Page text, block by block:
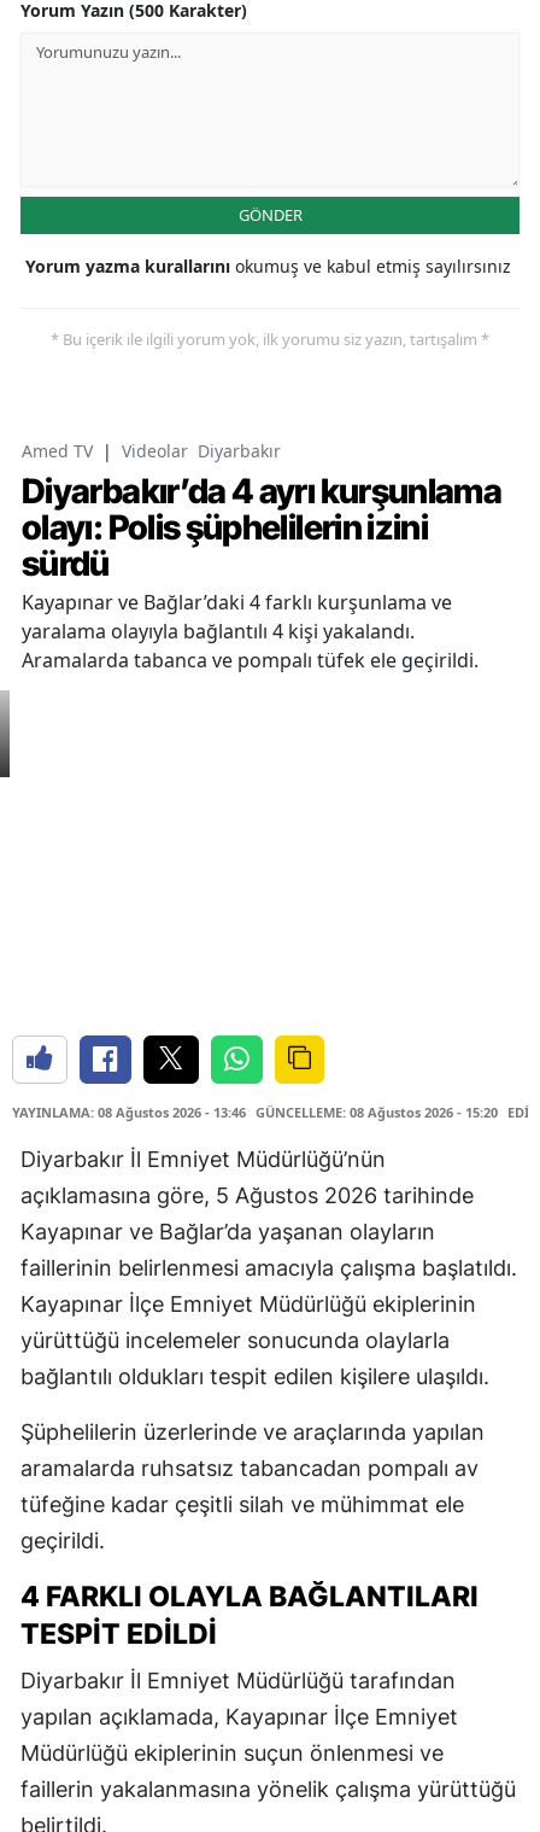
Yorum Yazın (500 Karakter)
GÖNDER
Yorum yazma kurallarını okumuş ve kabul etmiş sayılırsınız
* Bu içerik ile ilgili yorum yok, ilk yorumu siz yazın, tartışalım *
Amed TV | Videolar Diyarbakır
Diyarbakır’da 4 ayrı kurşunlama
olayı: Polis şüphelilerin izini
sürdü
Kayapınar ve Bağlar’daki 4 farklı kurşunlama ve
yaralama olayıyla bağlantılı 4 kişi yakalandı.
Aramalarda tabanca ve pompalı tüfek ele geçirildi.
YAYINLAMA: 08 Ağustos 2026 - 13:46 GÜNCELLEME: 08 Ağustos 2026 - 15:20
Diyarbakır İl Emniyet Müdürlüğü’nün
açıklamasına göre, 5 Ağustos 2026 tarihinde
Kayapınar ve Bağlar’da yaşanan olayların
faillerinin belirlenmesi amacıyla çalışma başlatıldı.
Kayapınar İlçe Emniyet Müdürlüğü ekiplerinin
yürüttüğü incelemeler sonucunda olaylarla
bağlantılı oldukları tespit edilen kişilere ulaşıldı.
Şüphelilerin üzerlerinde ve araçlarında yapılan
aramalarda ruhsatsız tabancadan pompalı av
tüfeğine kadar çeşitli silah ve mühimmat ele
geçirildi.
4 FARKLI OLAYLA BAĞLANTILARI
TESPİT EDİLDİ
Diyarbakır İl Emniyet Müdürlüğü tarafından
yapılan açıklamada, Kayapınar İlçe Emniyet
Müdürlüğü ekiplerinin suçun önlenmesi ve
faillerin yakalanmasına yönelik çalışma yürüttüğü
belirtildi.